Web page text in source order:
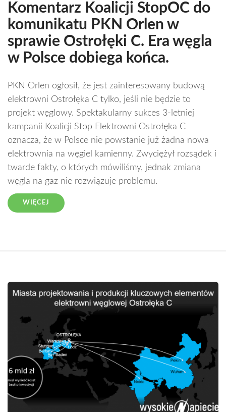
Komentarz Koalicji StopOC do
komunikatu PKN Orlen w
sprawie Ostrołęki C. Era węgla
w Polsce dobiega końca.
PKN Orlen ogłosił, że jest zainteresowany budową
elektrowni Ostrołęka C tylko, jeśli nie będzie to
projekt węglowy. Spektakularny sukces 3-letniej
kampanii Koalicji Stop Elektrowni Ostrołęka C
oznacza, że w Polsce nie powstanie już żadna nowa
elektrownia na węgiel kamienny. Zwyciężył rozsądek i
twarde fakty, o których mówiliśmy, jednak zmiana
węgla na gaz nie rozwiązuje problemu.
WIĘCEJ